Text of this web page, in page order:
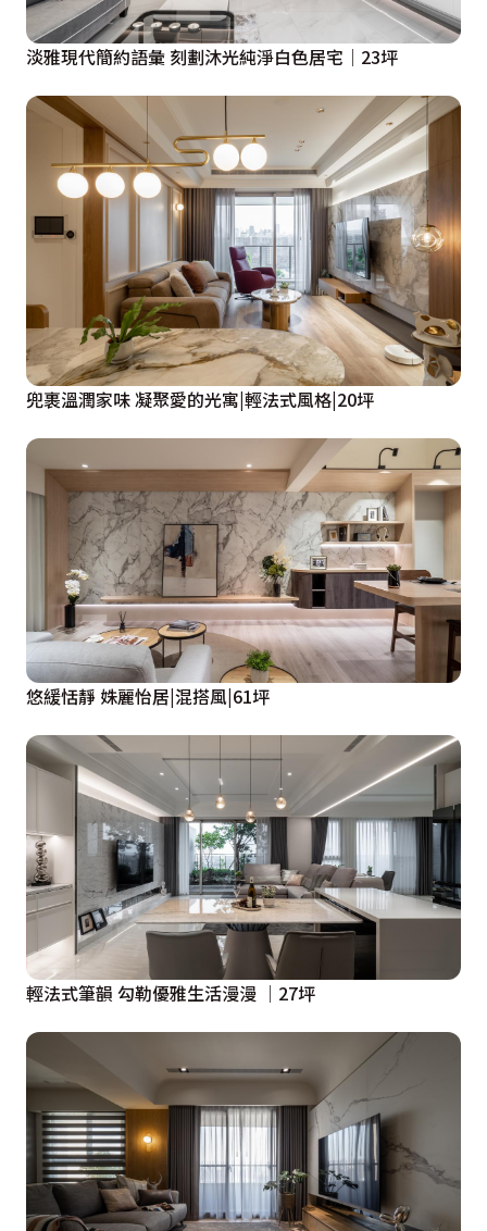
淡雅現代簡約語彙 刻劃沐光純淨白色居宅│23坪
兜裹溫潤家味 凝聚愛的光寓|輕法式風格|20坪
悠緩恬靜 姝麗怡居|混搭風|61坪
輕法式筆韻 勾勒優雅生活漫漫 │27坪